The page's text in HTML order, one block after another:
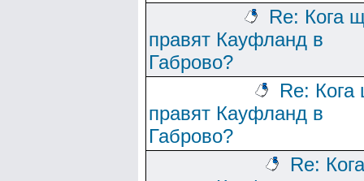
Re: Кога
правят Кауфланд в
Габрово?
Re:
правят Кауфланд в
Габрово?
Re: